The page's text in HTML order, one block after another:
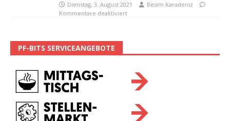
Dienstag, 3. August 2021
Besim Karadeniz
Kommentare deaktiviert
PF-BITS SERVICEANGEBOTE